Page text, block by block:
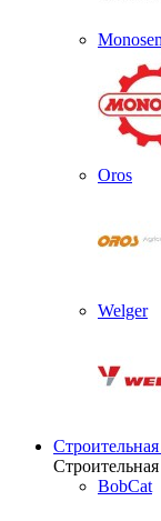
Oros
Welger
BobCat